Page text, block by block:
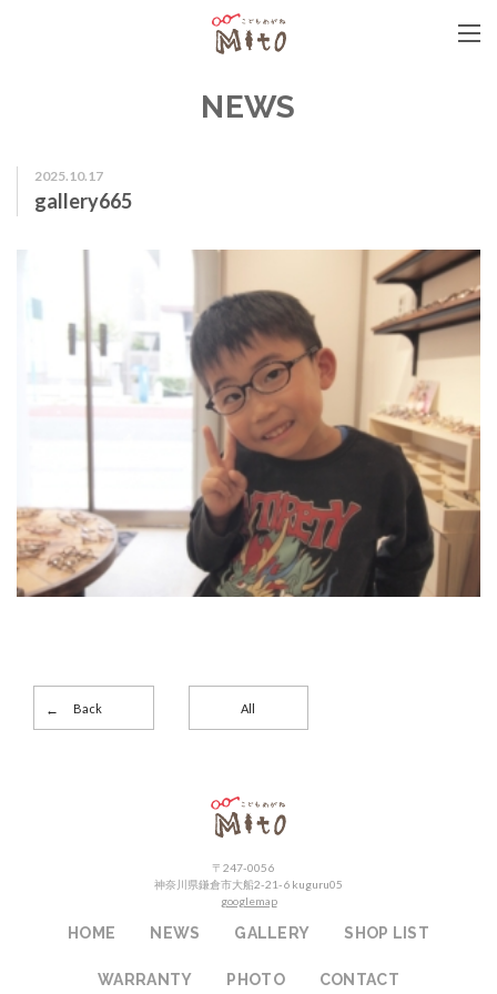
NEWS
2025.10.17
gallery665
Back All
〒247-0056
神奈川県鎌倉市大船2-21-6 kuguru05
googlemap
HOME NEWS GALLERY SHOP LIST
WARRANTY PHOTO CONTACT